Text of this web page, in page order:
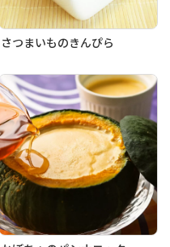
さつまいものきんぴら